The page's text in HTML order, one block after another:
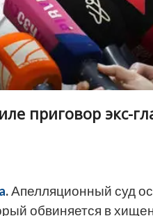
приговор экс-
.Апелляционный суд
обвиняется в